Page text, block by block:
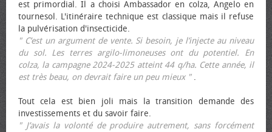
est primordial. Il a choisi Ambassador en colza, Angelo en
tournesol. L'itinéraire technique est classique mais il refuse
la pulvérisation d'insecticide.
" C’est un argument de vente. Si besoin, je l’injecte au niveau
du sol. Les terres argilo-limoneuses ont du potentiel. En
colza, la campagne 2024-2025 atteint 44 q/ha. Cette année, il
est très beau, on devrait faire un peu mieux ".
Tout cela est bien joli mais la transition demande des
investissements et du savoir faire.
" J’avais la volonté de produire autrement, sans forcément